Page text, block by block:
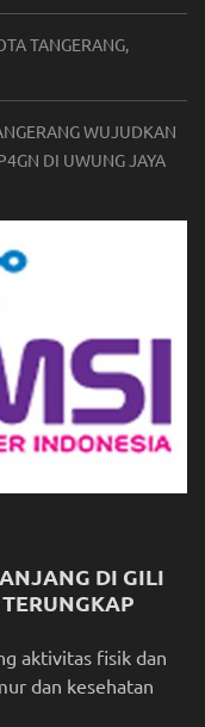
TANGERANG,
WUJUDKAN
DI UWUNG JAYA
DI GILI
aktivitas fisik dan
dan kesehatan